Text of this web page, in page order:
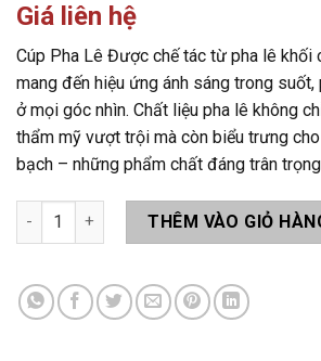
Giá liên hệ
Cúp Pha Lê Được chế tác từ pha lê khối
mang đến hiệu ứng ánh sáng trong suốt,
ở mọi góc nhìn. Chất liệu pha lê không
thẩm mỹ vượt trội mà còn biểu trưng
bạch – những phẩm chất đáng trân
Cúp Pha Lê LA23 số lượngTHÊM VÀO GIỎ